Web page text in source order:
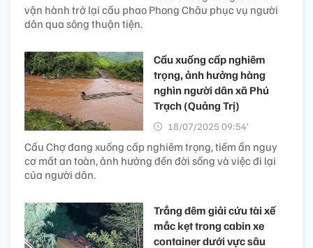
vận hành trở lại cầu phao Phong Châu phục vụ người
dân qua sông thuận tiện.
Cầu xuống cấp nghiêm
trọng, ảnh hưởng hàng
nghìn người dân xã Phú
Trạch (Quảng Trị)
18/07/2025 09:54’
Cầu Chợ đang xuống cấp nghiêm trọng, tiềm ẩn nguy
cơ mất an toàn, ảnh hưởng đến đời sống và việc đi lại
của người dân.
Trắng đêm giải cứu tài xế
mắc kẹt trong cabin xe
container dưới vực sâu